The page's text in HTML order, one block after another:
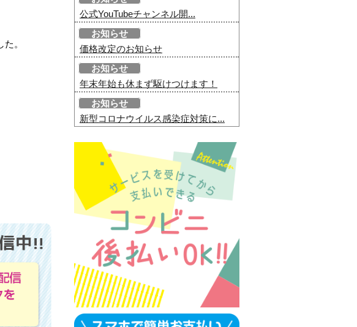
。
公式YouTubeチャンネル開...
お知らせ
価格改定のお知らせ
お知らせ
年末年始も休まず駆けつけます！
お知らせ
新型コロナウイルス感染症対策に...